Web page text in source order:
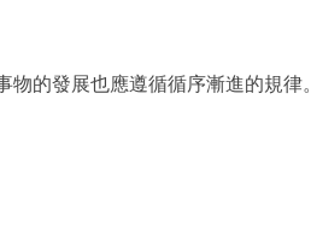
的發展也應遵循循序漸進的規